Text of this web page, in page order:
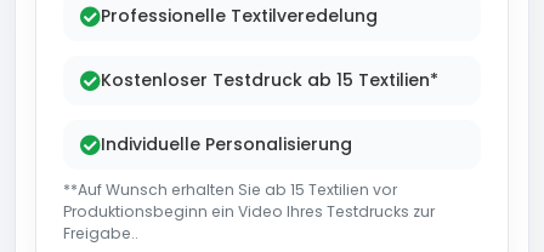
Professionelle Textilveredelung
Kostenloser Testdruck ab 15 Textilien*
Individuelle Personalisierung
**Auf Wunsch erhalten Sie ab 15 Textilien vor
Produktionsbeginn ein Video Ihres Testdrucks zur
Freigabe..